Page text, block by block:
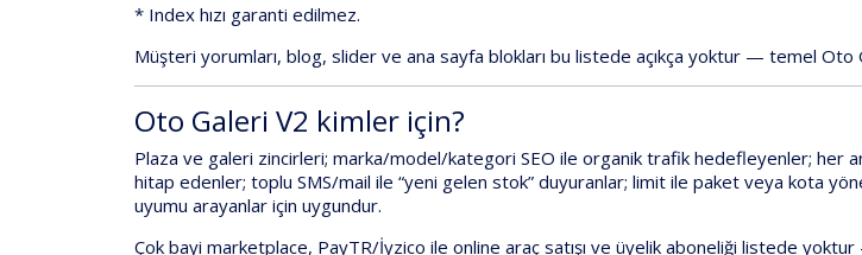
* Index hızı garanti edilmez.
Müşteri yorumları,blog,slider veana sayfa blokları bu listede açıkça yoktur — temelOto
Oto Galeri V2 kimler için?
Plaza ve galeri zincirleri;marka/model/kategori SEO ile organik trafik hedefleyenler; her
hitap edenler;toplu SMS/mail ile “yeni gelen stok” duyuranlar;limit ile paket veya kota
uyumu arayanlar için uygundur.
Çok bayi marketplace, PayTR/İyzico ile online araç satışı veüyelik aboneliği listede yoktur